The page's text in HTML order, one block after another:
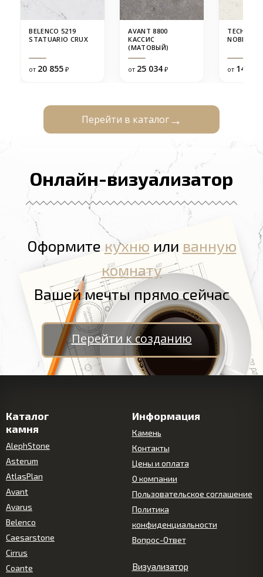
BELENCO 5219
STATUARIO CRUX
от 20 855 ₽
AVANT 8800
КАССИС
(МАТОВЫЙ)
от 25 034 ₽
NOBLE
от 14 342
Перейти в каталог
Онлайн-визуализатор
Оформите кухню или ванную
комнату
Вашей мечты прямо сейчас
Перейти к созданию
Каталог
камня
AlephStone
Asterum
AtlasPlan
Avant
Avarus
Belenco
Caesarstone
Cirrus
Coante
Информация
Камень
Контакты
Цены и оплата
О компании
Пользовательское соглашение
Политика
конфиденциальности
Вопрос-Ответ
Визуализатор